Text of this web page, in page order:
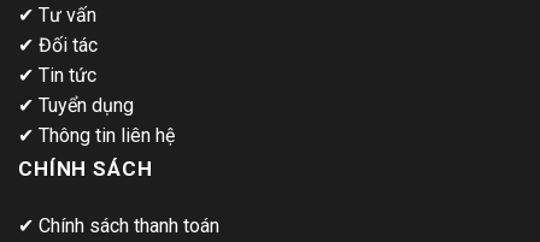
✔ Tư vấn
✔ Đối tác
✔ Tin tức
✔ Tuyển dụng
✔ Thông tin liên hệ
CHÍNH SÁCH
✔ Chính sách thanh toán